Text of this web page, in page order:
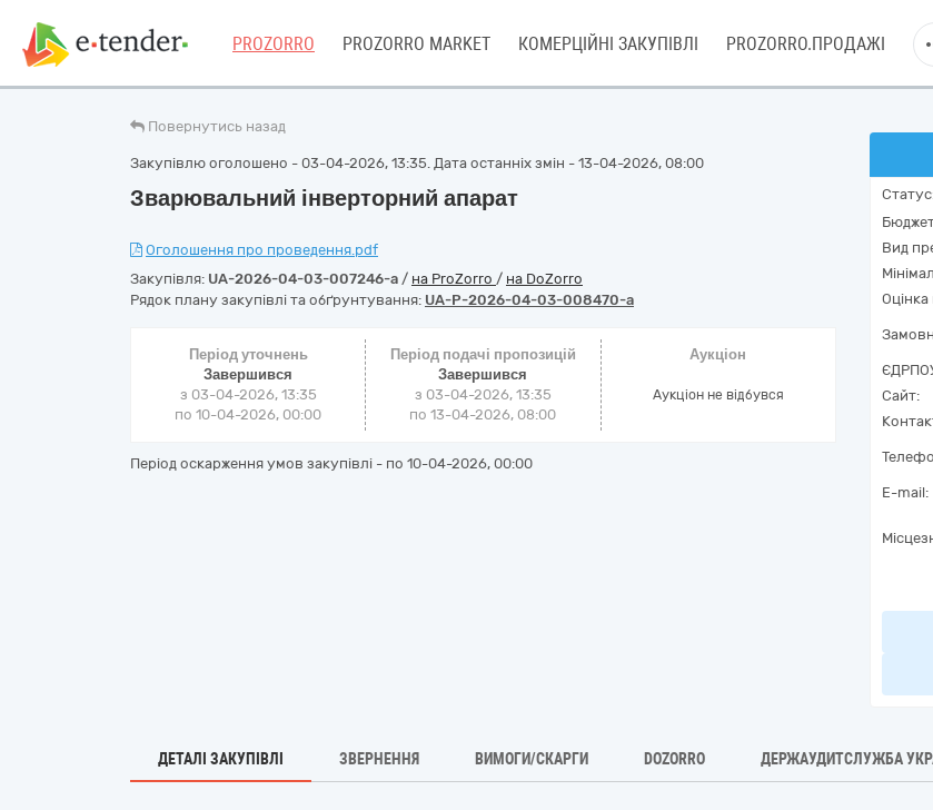
PROZORRO PROZORRO MARKET КОМЕРЦІЙНІ ЗАКУПІВЛІ PROZORRO.ПРОДАЖІ
Повернутись назад
Закупівлю оголошено - 03-04-2026, 13:35. Дата останніх змін - 13-04-2026, 08:00
Зварювальний інверторний апарат
Оголошення про проведення.pdf
Закупівля: UA-2026-04-03-007246-a / на ProZorro / на DoZorro
Рядок плану закупівлі та обґрунтування: UA-P-2026-04-03-008470-a
Період уточнень
Завершився
з 03-04-2026, 13:35
по 10-04-2026, 00:00
Період подачі пропозицій
Завершився
з 03-04-2026, 13:35
по 13-04-2026, 08:00
Аукціон
Аукціон не відбувся
Період оскарження умов закупівлі - по 10-04-2026, 00:00
Вид
Сайт:
E-mail:
ДЕТАЛІ ЗАКУПІВЛІ ЗВЕРНЕННЯ ВИМОГИ/СКАРГИ DOZORRO ДЕРЖАУДИТСЛУЖБА